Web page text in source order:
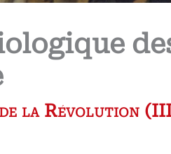
la Révolution